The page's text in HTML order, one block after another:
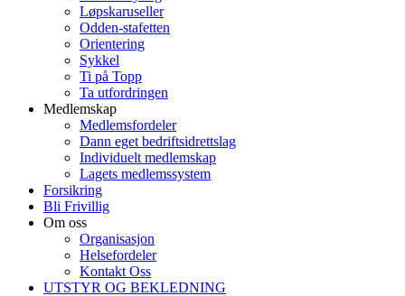
Løpskaruseller
Odden-stafetten
Orientering
Sykkel
Ti på Topp
Ta utfordringen
Medlemskap
Medlemsfordeler
Dann eget bedriftsidrettslag
Individuelt medlemskap
Lagets medlemssystem
Forsikring
Bli Frivillig
Om oss
Organisasjon
Helsefordeler
Kontakt Oss
UTSTYR OG BEKLEDNING